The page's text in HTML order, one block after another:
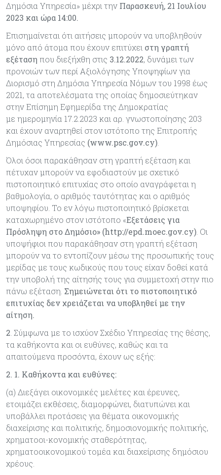
Δημόσια Υπηρεσία» μέχρι την Παρασκευή, 21 Ιουλίου
2023 και ώρα 14:00.
Επισημαίνεται ότι αιτήσεις μπορούν να υποβληθούν
μόνο από άτομα που έχουν επιτύχει στη γραπτή
εξέταση που διεξήχθη στις 3.12.2022, δυνάμει των
προνοιών των περί Αξιολόγησης Υποψηφίων για
Διορισμό στη Δημόσια Υπηρεσία Νόμων του 1998 έως
2021, τα αποτελέσματα της οποίας δημοσιεύτηκαν
στην Επίσημη Εφημερίδα της Δημοκρατίας
με ημερομηνία 17.2.2023 και αρ. γνωστοποίησης 203
και έχουν αναρτηθεί στον ιστότοπο της Επιτροπής
Δημόσιας Υπηρεσίας (www.psc.gov.cy)
Όλοι όσοι παρακάθησαν στη γραπτή εξέταση και
πέτυχαν μπορούν να εφοδιαστούν με σχετικό
πιστοποιητικό επιτυχίας στο οποίο αναγράφεται η
βαθμολογία, ο αριθμός ταυτότητας και ο αριθμός
υποψηφίου. Το εν λόγω πιστοποιητικό βρίσκεται
καταχωρημένο στον ιστότοπο «Εξετάσεις για
Πρόσληψη στο Δημόσιο» (http://epd.moec.gov.cy) . Οι
υποψήφιοι που παρακάθησαν στη γραπτή εξέταση
μπορούν να το εντοπίζουν μέσω της προσωπικής τους
μερίδας με τους κωδικούς που τους είχαν δοθεί κατά
την υποβολή της αίτησής τους για συμμετοχή στην πιο
πάνω εξέταση. Σημειώνεται ότι το πιστοποιητικό
επιτυχίας δεν χρειάζεται να υποβληθεί με την
αίτηση.
2 . Σύμφωνα με το ισχύον Σχέδιο Υπηρεσίας της θέσης,
τα καθήκοντα και οι ευθύνες, καθώς και τα
απαιτούμενα προσόντα, έχουν ως εξής:
2. 1. Καθήκοντα και ευθύνες:
(α) Διεξάγει οικονομικές μελέτες και έρευνες,
ετοιμάζει εκθέσεις, διαμορφώνει, διατυπώνει και
υποβάλλει προτάσεις για θέματα οικονομικής
διαχείρισης και πολιτικής, δημοσιονομικής πολιτικής,
χρηματοοι-κονομικής σταθερότητας,
χρηματοοικονομικού τομέα και διαχείρισης δημόσιου
χρέους.